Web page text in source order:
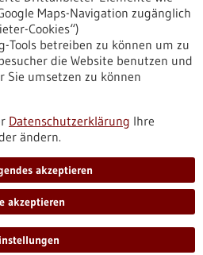
Maps-Navigation zugänglich
Cookies“)
Tools betreiben zu können um zu
die Website benutzen und
umsetzen zu können
Datenschutzerklärung Ihre
ändern.
akzeptieren
akzeptieren